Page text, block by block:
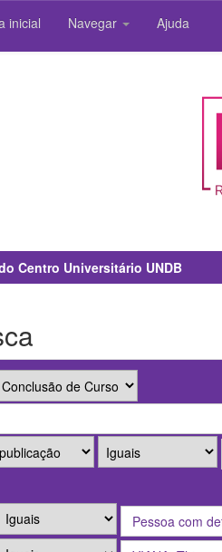
inicial Navegar Ajuda
Centro Universitário UNDB